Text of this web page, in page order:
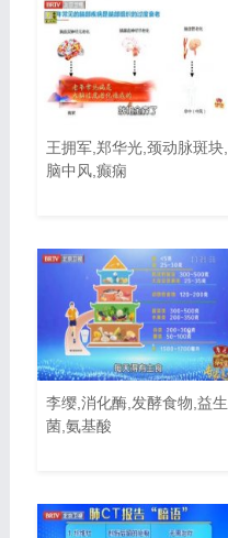
王拥军,郑华光,颈动脉斑块,
脑中风,癫痫
李缨,消化酶,发酵食物,益生
菌,氨基酸